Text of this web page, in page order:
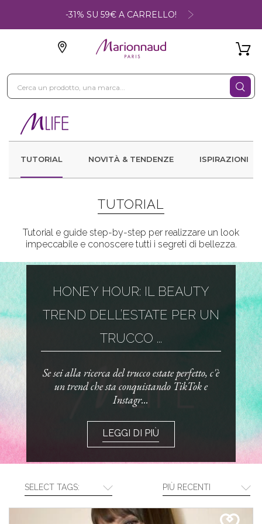
-31% SU 59€ A CARRELLO!
TUTORIAL NOVITÀ & TENDENZE ISPIRAZIONI
TUTORIAL
Tutorial e guide step-by-step per realizzare un look
impeccabile e conoscere tutti i segreti di bellezza.
HONEY HOUR: IL BEAUTY
TREND DELL’ESTATE PER UN
TRUCCO ...
Se sei alla ricerca del trucco estate perfetto, c'è
un trend che sta conquistando TikTok e
Instagr...
LEGGI DI PIÙ
SELECT TAGS: PIÙ RECENTI